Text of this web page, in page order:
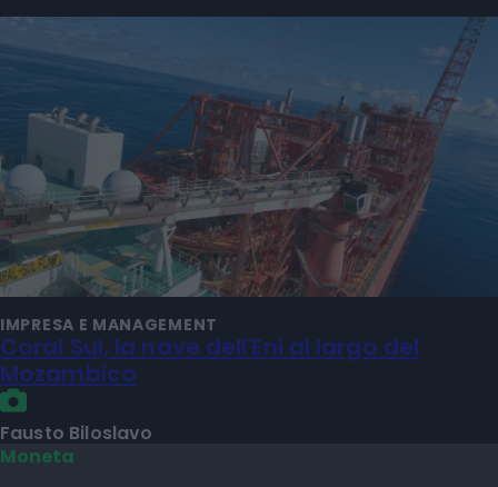
IMPRESA E MANAGEMENT
Coral Sul, la nave dell'Eni al largo del
Mozambico
Fausto Biloslavo
Moneta